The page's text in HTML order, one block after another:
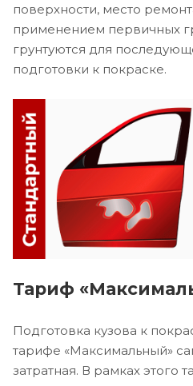
поверхности, место
применением первичных
грунтуются для
подготовки к покраске.
Тариф
Подготовка кузова к
тарифе «Максимальный»
затратная. В рамках этого